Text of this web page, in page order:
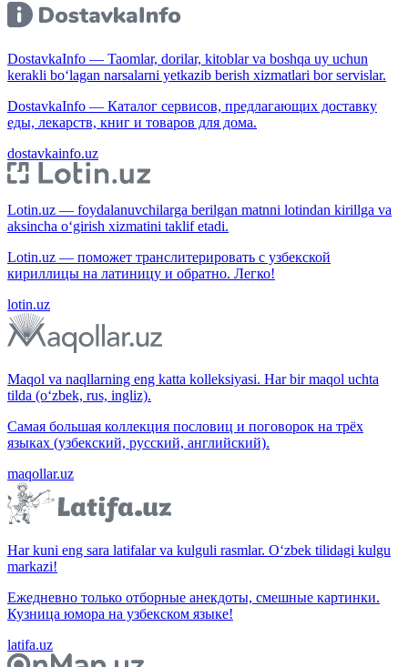
DostavkaInfo — Taomlar, dorilar, kitoblar va boshqa uy uchun
kerakli bo‘lagan narsalarni yetkazib berish xizmatlari bor servislar.
DostavkaInfo — Каталог сервисов, предлагающих доставку
еды, лекарств, книг и товаров для дома.
dostavkainfo.uz
Lotin.uz — foydalanuvchilarga berilgan matnni lotindan kirillga va
aksincha o‘girish xizmatini taklif etadi.
Lotin.uz — поможет транслитерировать с узбекской
кириллицы на латиницу и обратно. Легко!
lotin.uz
Maqol va naqllarning eng katta kolleksiyasi. Har bir maqol uchta
tilda (o‘zbek, rus, ingliz).
Самая большая коллекция пословиц и поговорок на трёх
языках (узбекский, русский, английский).
maqollar.uz
Har kuni eng sara latifalar va kulguli rasmlar. O‘zbek tilidagi kulgu
markazi!
Ежедневно только отборные анекдоты, смешные картинки.
Кузница юмора на узбекском языке!
latifa.uz